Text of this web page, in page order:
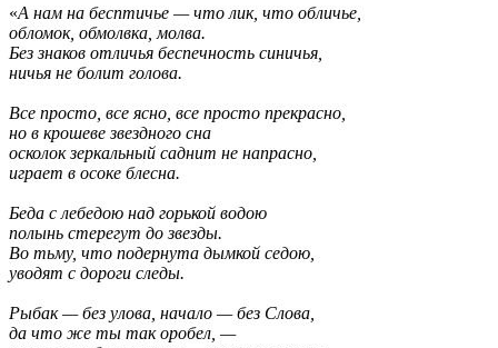
«А нам на бесптичье — что лик, что обличье,
обломок, обмолвка, молва.
Без знаков отличья беспечность синичья,
ничья не болит голова.
Все просто, все ясно, все просто прекрасно,
но в крошеве звездного сна
осколок зеркальный саднит не напрасно,
играет в осоке блесна.
Беда с лебедою над горькой водою
полынь стерегут до звезды.
Во тьму, что подернута дымкой седою,
уводят с дороги следы.
Рыбак — без улова, начало — без Слова,
да что же ты так оробел, —